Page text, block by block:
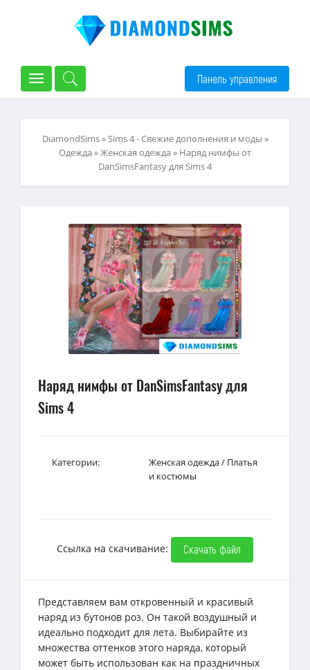
Панель управления
DiamondSims»Sims 4 - Свежие дополнения и моды »
Одежда»Женская одежда» Наряд нимфы от
DanSimsFantasy для Sims 4
Наряд нимфы от DanSimsFantasy для
Sims 4
Категории: Женская одежда/ Платья
и костюмы
Ссылка на скачивание: Скачать файл
Представляем вам откровенный и красивый
наряд из бутонов роз. Он такой воздушный и
идеально подходит для лета. Выбирайте из
множества оттенков этого наряда, который
может быть использован как на праздничных